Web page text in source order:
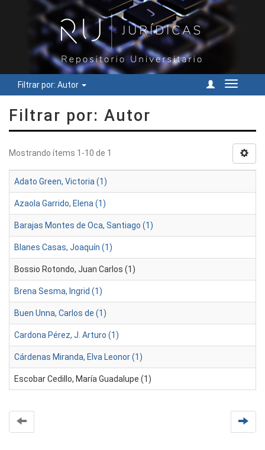
Filtrar por: Autor
Cambiar
Filtrar por: Autor
Mostrando ítems 1-10 de 1
Adato Green, Victoria (1)
Azaola Garrido, Elena (1)
Barajas Montes de Oca, Santiago (1)
Blanes Casas, Joaquín (1)
Bossio Rotondo, Juan Carlos (1)
Brena Sesma, Ingrid (1)
Buen Unna, Carlos de (1)
Cardona Pérez, J. Arturo (1)
Cárdenas Miranda, Elva Leonor (1)
Escobar Cedillo, María Guadalupe (1)